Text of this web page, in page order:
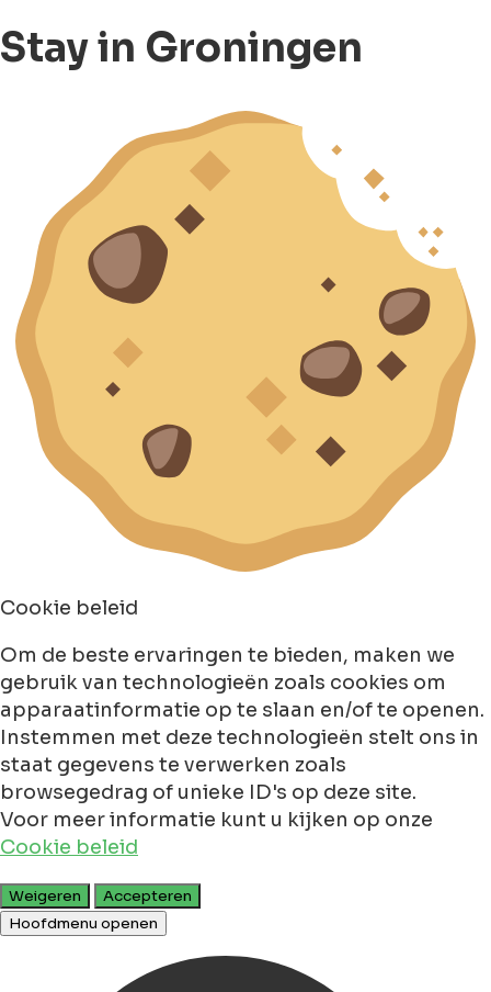
Stay in Groningen
Cookie beleid
Om de beste ervaringen te bieden, maken we
gebruik van technologieën zoals cookies om
apparaatinformatie op te slaan en/of te openen.
Instemmen met deze technologieën stelt ons in
staat gegevens te verwerken zoals
browsegedrag of unieke ID's op deze site.
Voor meer informatie kunt u kijken op onze
Cookie beleid
Weigeren
Accepteren
Hoofdmenu openen